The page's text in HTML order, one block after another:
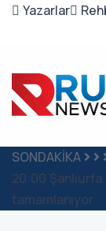
Yazarlar
SONDAKİKA
20:00
tamamlanıyor